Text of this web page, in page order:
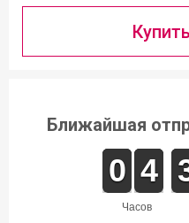
Ближайшая
часов
9
9
0
0 3
3
4
4